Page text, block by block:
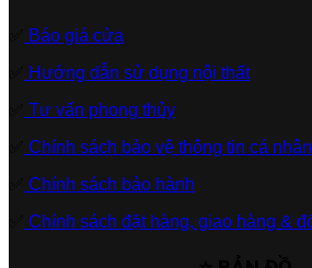
Báo giá cửa
Hướng dẫn sử dụng nội thất
Tư vấn phong thủy
Chính sách bảo vệ thông tin cá
Chính sách bảo hành
Chính sách đặt hàng, giao hàng &